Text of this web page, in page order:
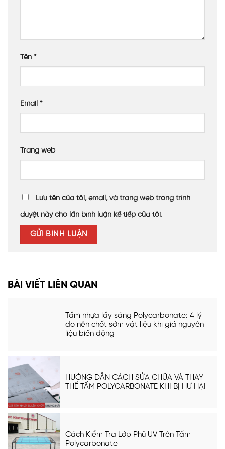
Tên *
Email *
Trang web
Lưu tên của tôi, email, và trang web trong trình
duyệt này cho lần bình luận kế tiếp của tôi.
BÀI VIẾT LIÊN QUAN
Tấm nhựa lấy sáng Polycarbonate: 4 lý
do nên chốt sớm vật liệu khi giá nguyên
liệu biến động
HƯỚNG DẪN CÁCH SỬA CHỮA VÀ THAY
THẾ TẤM POLYCARBONATE KHI BỊ HƯ HẠI
Cách Kiểm Tra Lớp Phủ UV Trên Tấm
Polycarbonate